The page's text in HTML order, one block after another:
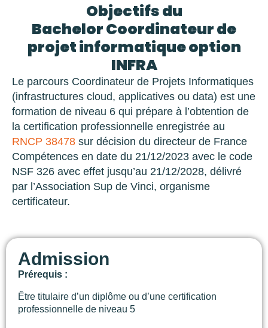
Objectifs du
Bachelor Coordinateur de
projet informatique option
INFRA
Le parcours Coordinateur de Projets Informatiques
(infrastructures cloud, applicatives ou data) est une
formation de niveau 6 qui prépare à l’obtention de
la certification professionnelle enregistrée au
RNCP 38478 sur décision du directeur de France
Compétences en date du 21/12/2023 avec le code
NSF 326 avec effet jusqu’au 21/12/2028, délivré
par l’Association Sup de Vinci, organisme
certificateur.
Admission
Prérequis :
Être titulaire d’un diplôme ou d’une certification
professionnelle de niveau 5